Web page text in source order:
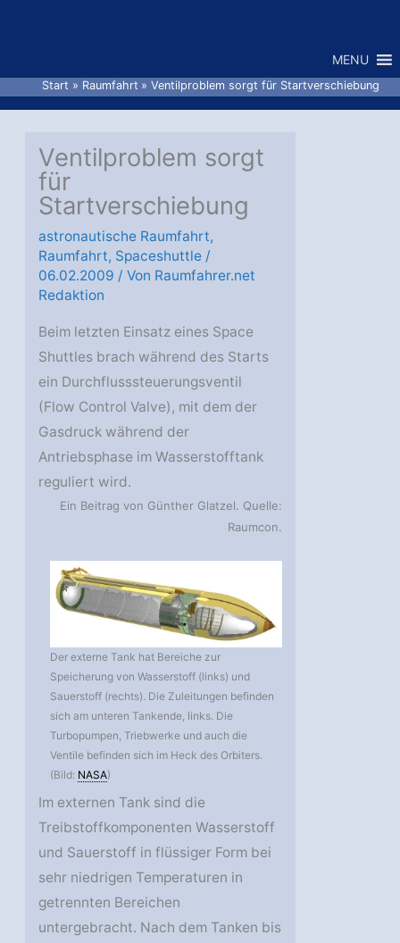
MENU
Start Raumfahrt Ventilproblem sorgt für Startverschiebung
Ventilproblem sorgt
für
Startverschiebung
astronautische Raumfahrt,
Raumfahrt, Spaceshuttle /
06.02.2009 / Von Raumfahrer.net
Redaktion
Beim letzten Einsatz eines Space
Shuttles brach während des Starts
ein Durchflusssteuerungsventil
(Flow Control Valve), mit dem der
Gasdruck während der
Antriebsphase im Wasserstofftank
reguliert wird.
Ein Beitrag von Günther Glatzel. Quelle:
Raumcon.
Der externe Tank hat Bereiche zur
Speicherung von Wasserstoff (links) und
Sauerstoff (rechts). Die Zuleitungen befinden
sich am unteren Tankende, links. Die
Turbopumpen, Triebwerke und auch die
Ventile befinden sich im Heck des Orbiters.
(Bild: NASA)
Im externen Tank sind die
Treibstoffkomponenten Wasserstoff
und Sauerstoff in flüssiger Form bei
sehr niedrigen Temperaturen in
getrennten Bereichen
untergebracht. Nach dem Tanken bis